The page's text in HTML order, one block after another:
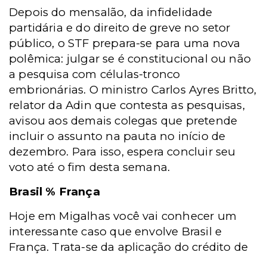
Depois do mensalão, da infidelidade
partidária e do direito de greve no setor
público, o STF prepara-se para uma nova
polêmica: julgar se é constitucional ou não
a pesquisa com células-tronco
embrionárias. O ministro Carlos Ayres Britto,
relator da Adin que contesta as pesquisas,
avisou aos demais colegas que pretende
incluir o assunto na pauta no início de
dezembro. Para isso, espera concluir seu
voto até o fim desta semana.
Brasil % França
Hoje em Migalhas você vai conhecer um
interessante caso que envolve Brasil e
França. Trata-se da aplicação do crédito de